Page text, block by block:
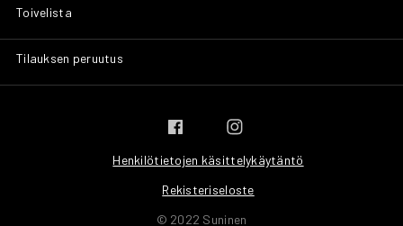
Toivelista
Tilauksen peruutus
© 2022 Suninen
Henkilötietojen käsittelykäytäntö
Rekisteriseloste